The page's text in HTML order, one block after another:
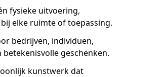
fysieke uitvoering,
elke ruimte of toepassing.
bedrijven, individuen,
betekenisvolle geschenken.
kunstwerk dat